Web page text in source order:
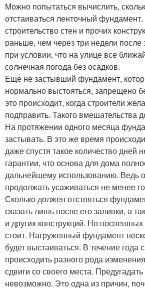
Можно попытаться вычислить,
отстаиваться ленточный
строительство стен и прочих
раньше, чем через три недели после
при условии, что на улице все
солнечная погода без осадков.
Еще не застывший фундамент,
нормально выстояться, запрещено
это происходит, когда строители
подправить. Такого вмешательства
На протяжении одного месяца
застывать. В это же время
даже спустя такое количество дней
гарантии, что основа для дома
дальнейшему использованию. Ведь
продолжать усаживаться не менее
Сколько должен отстояться
сказать лишь после его заливки, а
и других конструкций. Но
стоит. Нагруженный фундамент
будет выстаиваться. В течение года
происходить разного рода
сдвиги со своего места. Предугадать
невозможно. Это одна из причин,